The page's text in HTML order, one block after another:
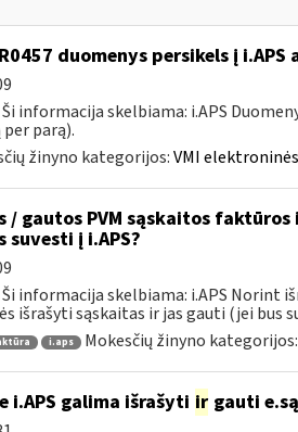
duomenys persikels į
informacija skelbiama: i.APS
parą).
žinyno kategorijos:VMI
gautos PVM sąskaitos faktūros
į i.APS?
informacija skelbiama: i.APS Norint
išrašyti sąskaitas ir jas gauti (jei bus
i.aps Mokesčių žinyno kategorijos:
galima išrašyti irgauti